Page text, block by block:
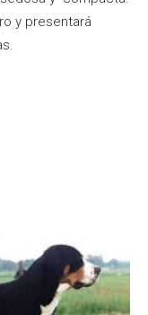
y presentará